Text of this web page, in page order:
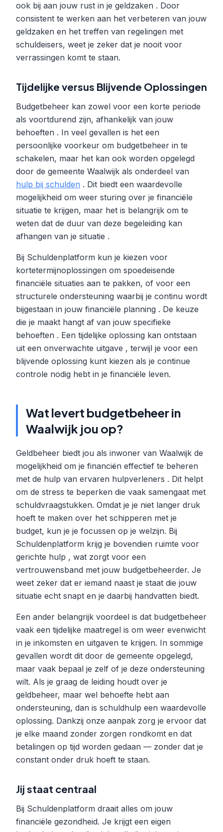
ook bij aan jouw rust in je geldzaken . Door
consistent te werken aan het verbeteren van jouw
geldzaken en het treffen van regelingen met
schuldeisers, weet je zeker dat je nooit voor
verrassingen komt te staan.
Tijdelijke versus Blijvende Oplossingen
Budgetbeheer kan zowel voor een korte periode
als voortdurend zijn, afhankelijk van jouw
behoeften . In veel gevallen is het een
persoonlijke voorkeur om budgetbeheer in te
schakelen, maar het kan ook worden opgelegd
door de gemeente Waalwijk als onderdeel van
hulp bij schulden . Dit biedt een waardevolle
mogelijkheid om weer sturing over je financiële
situatie te krijgen, maar het is belangrijk om te
weten dat de duur van deze begeleiding kan
afhangen van je situatie .
Bij Schuldenplatform kun je kiezen voor
kortetermijnoplossingen om spoedeisende
financiële situaties aan te pakken, of voor een
structurele ondersteuning waarbij je continu wordt
bijgestaan in jouw financiële planning . De keuze
die je maakt hangt af van jouw specifieke
behoeften . Een tijdelijke oplossing kan ontstaan
uit een onverwachte uitgave , terwijl je voor een
blijvende oplossing kunt kiezen als je continue
controle nodig hebt in je financiële leven.
Wat levert budgetbeheer in
Waalwijk jou op?
Geldbeheer biedt jou als inwoner van Waalwijk de
mogelijkheid om je financiën effectief te beheren
met de hulp van ervaren hulpverleners . Dit helpt
om de stress te beperken die vaak samengaat met
schuldvraagstukken. Omdat je je niet langer druk
hoeft te maken over het schipperen met je
budget, kun je je focussen op je welzijn. Bij
Schuldenplatform krijg je bovendien ruimte voor
gerichte hulp , wat zorgt voor een
vertrouwensband met jouw budgetbeheerder. Je
weet zeker dat er iemand naast je staat die jouw
situatie echt snapt en je daarbij handvatten biedt.
Een ander belangrijk voordeel is dat budgetbeheer
vaak een tijdelijke maatregel is om weer evenwicht
in je inkomsten en uitgaven te krijgen. In sommige
gevallen wordt dit door de gemeente opgelegd,
maar vaak bepaal je zelf of je deze ondersteuning
wilt. Als je graag de leiding houdt over je
geldbeheer, maar wel behoefte hebt aan
ondersteuning, dan is schuldhulp een waardevolle
oplossing. Dankzij onze aanpak zorg je ervoor dat
je elke maand zonder zorgen rondkomt en dat
betalingen op tijd worden gedaan — zonder dat je
constant onder druk hoeft te staan.
Jij staat centraal
Bij Schuldenplatform draait alles om jouw
financiële gezondheid. Je krijgt een eigen